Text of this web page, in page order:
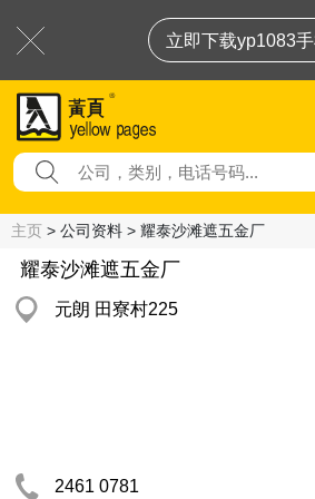
立即下载yp1083
主页 > 公司资料 > 耀泰沙滩遮五金厂
耀泰沙滩遮五金厂
元朗 田寮村225
2461 0781